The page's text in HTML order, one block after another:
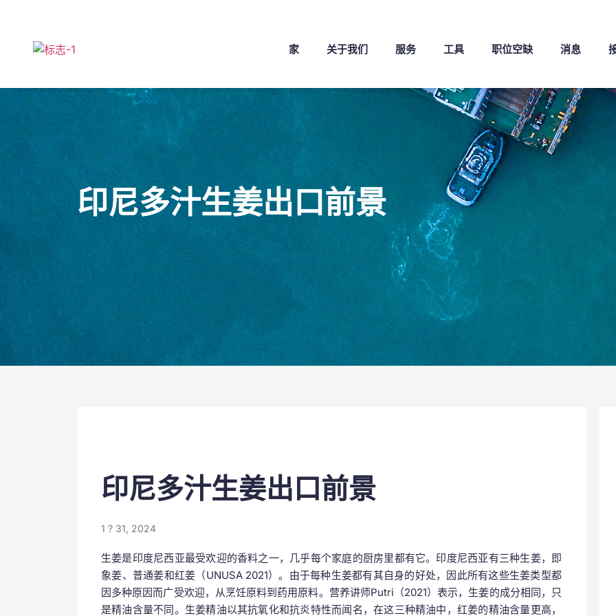
家 关于我们 服务 工具 职位空缺 消息
印尼多汁生姜出口前景
印尼多汁生姜出口前景
1 ? 31, 2024
生姜是印度尼西亚最受欢迎的香料之一，几乎每个家庭的厨房里都有它。印度尼西亚有三种生姜，即
象姜、普通姜和红姜（UNUSA 2021）。由于每种生姜都有其自身的好处，因此所有这些生姜类型都
因多种原因而广受欢迎，从烹饪原料到药用原料。营养讲师Putri（2021）表示，生姜的成分相同，只
是精油含量不同。生姜精油以其抗氧化和抗炎特性而闻名，在这三种精油中，红姜的精油含量更高，